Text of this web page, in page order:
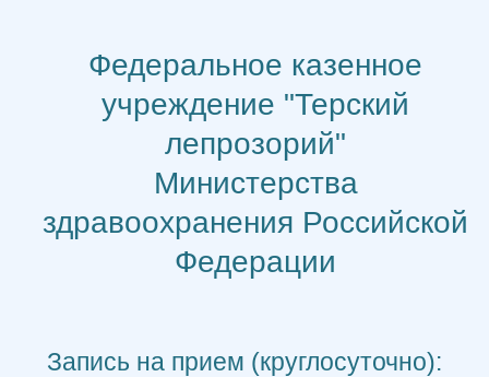
содержимомуФедеральное казенное
учреждение "Терский
лепрозорий"
Министерства
здравоохранения Российской
Федерации
Запись на прием (круглосуточно):